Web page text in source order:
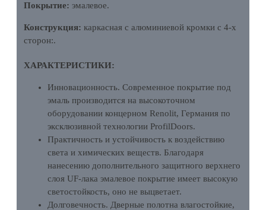
Покрытие: эмалевое.
Конструкция: каркасная с алюминиевой кромки с 4-х
сторон:.
ХАРАКТЕРИСТИКИ:
Инновационность. Современное покрытие под
эмаль производится на высокоточном
оборудовании концерном Renolit, Германия по
эксклюзивной технологии ProfilDoors.
Практичность и устойчивость к воздействию
света и химических веществ. Благодаря
нанесению дополнительного защитного верхнего
слоя UF-лака эмалевое покрытие имеет высокую
светостойкость, оно не выцветает.
Долговечность. Дверные полотна влагостойкие,